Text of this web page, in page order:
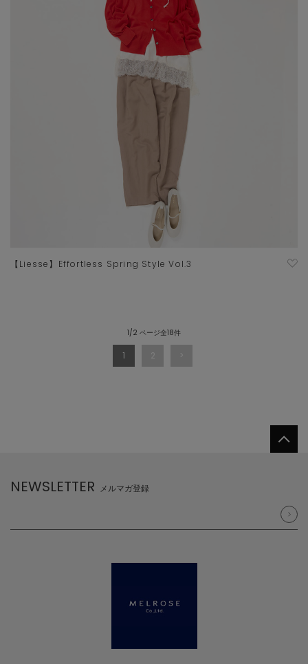
【Liesse】Effortless Spring Style Vol.3
1/2 ページ全18件
1 2
NEWSLETTER メルマガ登録